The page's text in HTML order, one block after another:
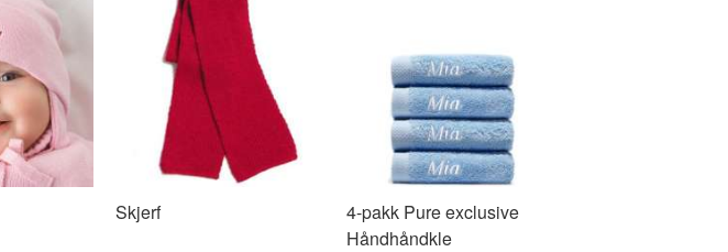
Skjerf
4-pakk Pure exclusive
Håndhåndkle